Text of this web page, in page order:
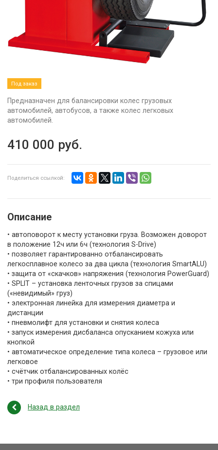
Под заказ
Предназначен для балансировки колес грузовых
автомобилей, автобусов, а также колес легковых
автомобилей.
410 000 руб.
Поделиться ссылкой:
Описание
• автоповорот к месту установки груза. Возможен доворот
в положение 12ч или 6ч (технология S-Drive)
• позволяет гарантированно отбалансировать
легкосплавное колесо за два цикла (технология SmartALU)
• защита от «скачков» напряжения (технология PowerGuard)
• SPLIT – установка ленточных грузов за спицами
(«невидимый» груз)
• электронная линейка для измерения диаметра и
дистанции
• пневмолифт для установки и снятия колеса
• запуск измерения дисбаланса опусканием кожуха или
кнопкой
• автоматическое определение типа колеса – грузовое или
легковое
• счётчик отбалансированных колёс
• три профиля пользователя
Назад в раздел